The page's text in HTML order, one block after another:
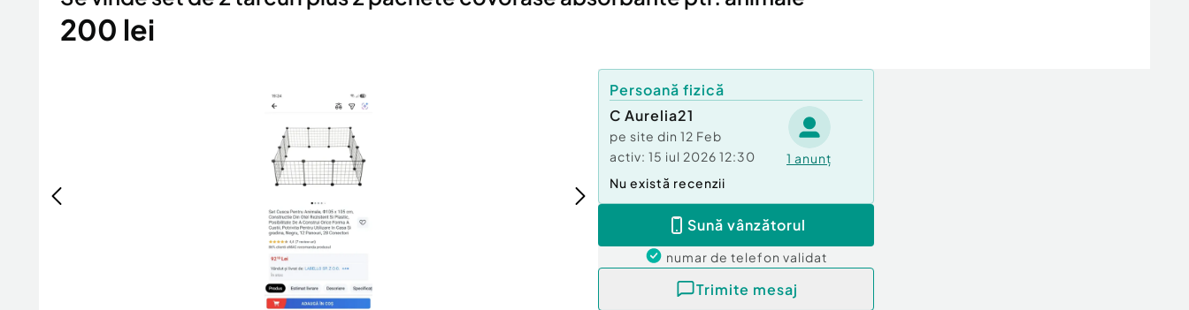
200 lei
Persoană fizică
C Aurelia21
pe site din 12 Feb
activ: 15 iul 2026 12:30 1 anunț
Nu există recenzii
Sună vânzătorul
numar de telefon validat
Trimite mesaj